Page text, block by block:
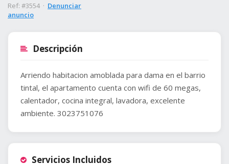
Ref: #3554 · Denunciar
anuncio
Descripción
Arriendo habitacion amoblada para dama en el barrio
tintal, el apartamento cuenta con wifi de 60 megas,
calentador, cocina integral, lavadora, excelente
ambiente. 3023751076
Servicios Incluidos